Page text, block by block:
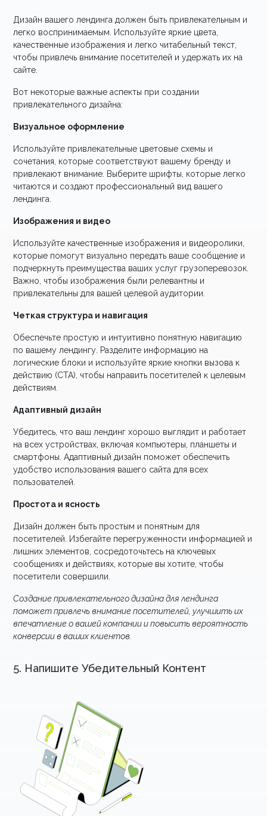
Дизайн вашего лендинга должен быть привлекательным и
легко воспринимаемым. Используйте яркие цвета,
качественные изображения и легко читабельный текст,
чтобы привлечь внимание посетителей и удержать их на
сайте.
Вот некоторые важные аспекты при создании
привлекательного дизайна:
Визуальное оформление
Используйте привлекательные цветовые схемы и
сочетания, которые соответствуют вашему бренду и
привлекают внимание. Выберите шрифты, которые легко
читаются и создают профессиональный вид вашего
лендинга.
Изображения и видео
Используйте качественные изображения и видеоролики,
которые помогут визуально передать ваше сообщение и
подчеркнуть преимущества ваших услуг грузоперевозок.
Важно, чтобы изображения были релевантны и
привлекательны для вашей целевой аудитории.
Четкая структура и навигация
Обеспечьте простую и интуитивно понятную навигацию
по вашему лендингу. Разделите информацию на
логические блоки и используйте яркие кнопки вызова к
действию (CTA), чтобы направить посетителей к целевым
действиям.
Адаптивный дизайн
Убедитесь, что ваш лендинг хорошо выглядит и работает
на всех устройствах, включая компьютеры, планшеты и
смартфоны. Адаптивный дизайн поможет обеспечить
удобство использования вашего сайта для всех
пользователей.
Простота и ясность
Дизайн должен быть простым и понятным для
посетителей. Избегайте перегруженности информацией и
лишних элементов, сосредоточьтесь на ключевых
сообщениях и действиях, которые вы хотите, чтобы
посетители совершили.
Создание привлекательного дизайна для лендинга
поможет привлечь внимание посетителей, улучшить их
впечатление о вашей компании и повысить вероятность
конверсии в ваших клиентов.
5. Напишите Убедительный Контент